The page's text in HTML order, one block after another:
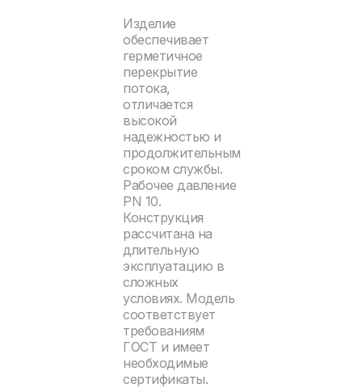
Изделие
обеспечивает
герметичное
перекрытие
потока,
отличается
высокой
надежностью и
продолжительным
сроком службы.
Рабочее давление
PN 10.
Конструкция
рассчитана на
длительную
эксплуатацию в
сложных
условиях. Модель
соответствует
требованиям
ГОСТ и имеет
необходимые
сертификаты.